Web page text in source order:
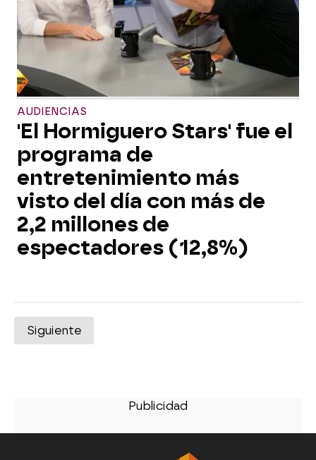
AUDIENCIAS
'El Hormiguero Stars' fue el
programa de
entretenimiento más
visto del día con más de
2,2 millones de
espectadores (12,8%)
Siguiente